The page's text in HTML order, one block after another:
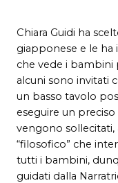
Chiara Guidi ha
giapponese e le ha
che vede i bambini
alcuni sono invitati
un basso tavolo
eseguire un
vengono sollecitati,
“filosofico” che
tutti i bambini,
guidati dalla